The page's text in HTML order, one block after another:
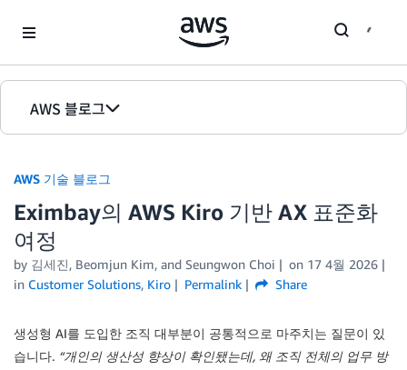
AWS 블로그
홈
에디션
AWS 기술 블로그
Eximbay의 AWS Kiro 기반 AX 표준화
여정
by 김세진, Beomjun Kim, and Seungwon Choi on 17 4월 2026
in Customer Solutions, Kiro Permalink Share
생성형 AI를 도입한 조직 대부분이 공통적으로 마주치는 질문이 있
습니다. “개인의 생산성 향상이 확인됐는데, 왜 조직 전체의 업무 방